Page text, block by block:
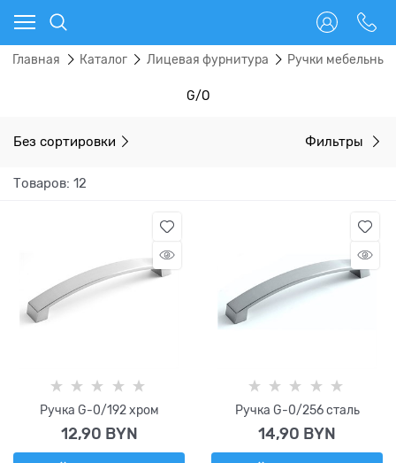
Главная Каталог Лицевая фурнитура Ручки мебельные
G/O
Без сортировки Фильтры
Товаров: 12
Ручка G-0/192 хром
12,90 BYN
Ручка G-0/256 сталь
14,90 BYN